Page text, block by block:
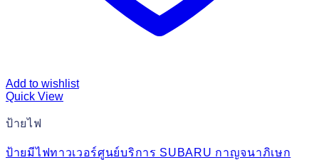
Add to wishlist
Quick View
ป้ายไฟ
ป้ายมีไฟทาวเวอร์ศูนย์บริการ SUBARU กาญจนาภิเษก